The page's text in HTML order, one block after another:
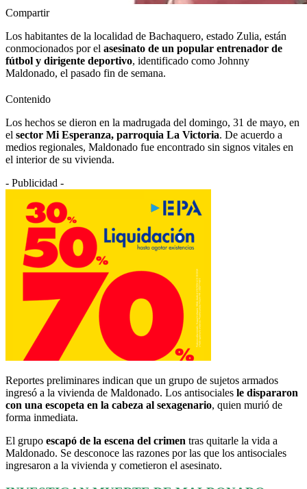
Compartir
Los habitantes de la localidad de Bachaquero, estado Zulia, están
conmocionados por el asesinato de un popular entrenador de
fútbol y dirigente deportivo, identificado como Johnny
Maldonado, el pasado fin de semana.
Contenido
Los hechos se dieron en la madrugada del domingo, 31 de mayo, en
el sector Mi Esperanza, parroquia La Victoria. De acuerdo a
medios regionales, Maldonado fue encontrado sin signos vitales en
el interior de su vivienda.
- Publicidad -
Reportes preliminares indican que un grupo de sujetos armados
ingresó a la vivienda de Maldonado. Los antisociales le dispararon
con una escopeta en la cabeza al sexagenario, quien murió de
forma inmediata.
El grupo escapó de la escena del crimen tras quitarle la vida a
Maldonado. Se desconoce las razones por las que los antisociales
ingresaron a la vivienda y cometieron el asesinato.